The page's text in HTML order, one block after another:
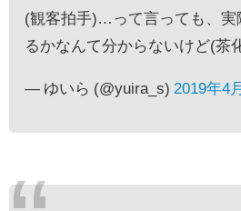
(観客拍手)…って言っても、実
るかなんて分からないけど(茶
— ゆいら (@yuira_s) 2019年4